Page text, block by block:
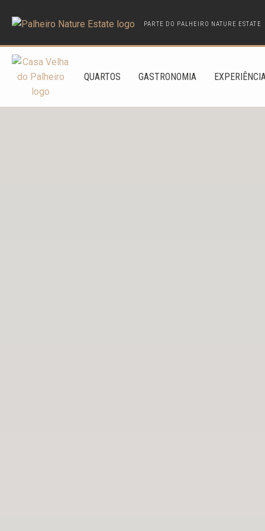
PARTE DO PALHEIRO NATURE ESTATE
QUARTOS GASTRONOMIA